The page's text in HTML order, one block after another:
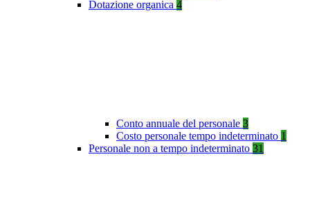
Dotazione organica 4
Conto annuale del personale 3
Costo personale tempo indeterminato 1
Personale non a tempo indeterminato 31